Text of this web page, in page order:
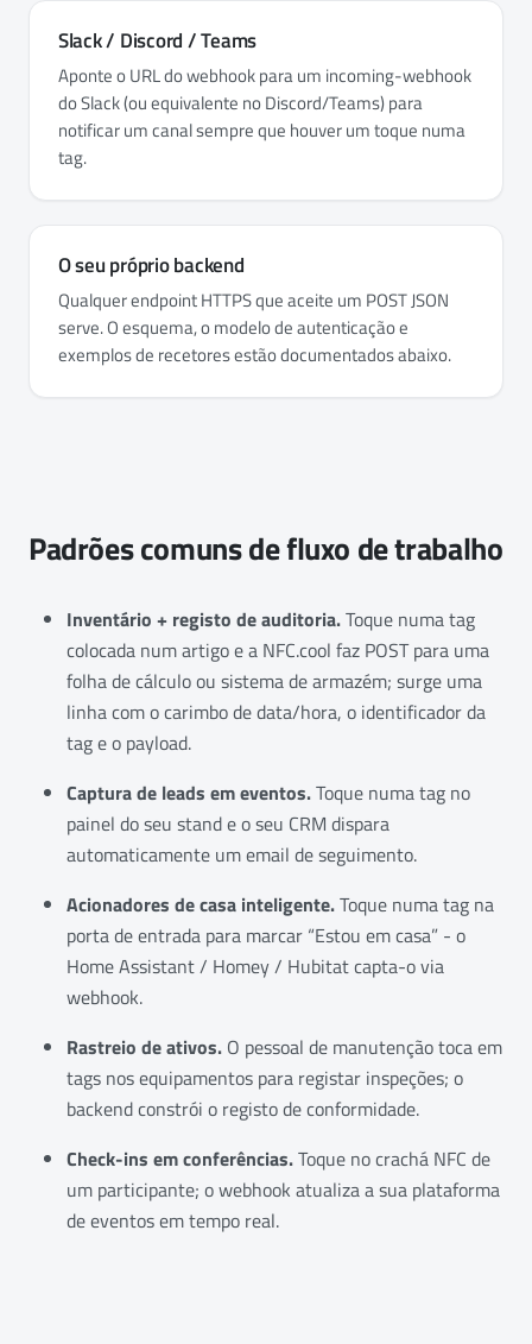
Slack / Discord / Teams
Aponte o URL do webhook para um incoming-webhook
do Slack (ou equivalente no Discord/Teams) para
notificar um canal sempre que houver um toque numa
tag.
O seu próprio backend
Qualquer endpoint HTTPS que aceite um POST JSON
serve. O esquema, o modelo de autenticação e
exemplos de recetores estão documentados abaixo.
Padrões comuns de fluxo de trabalho
Inventário + registo de auditoria.Toque numa tag
colocada num artigo e a NFC.cool faz POST para uma
folha de cálculo ou sistema de armazém; surge uma
linha com o carimbo de data/hora, o identificador da
tag e o payload.
Captura de leads em eventos.Toque numa tag no
painel do seu stand e o seu CRM dispara
automaticamente um email de seguimento.
Acionadores de casa inteligente.Toque numa tag na
porta de entrada para marcar “Estou em casa” - o
Home Assistant / Homey / Hubitat capta-o via
webhook.
Rastreio de ativos. O pessoal de manutenção toca em
tags nos equipamentos para registar inspeções; o
backend constrói o registo de conformidade.
Check-ins em conferências.Toque no crachá NFC de
um participante; o webhook atualiza a sua plataforma
de eventos em tempo real.